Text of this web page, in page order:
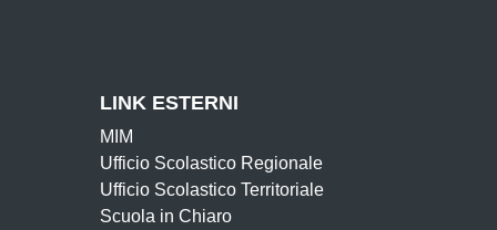
LINK ESTERNI
MIM
Ufficio Scolastico Regionale
Ufficio Scolastico Territoriale
Scuola in Chiaro